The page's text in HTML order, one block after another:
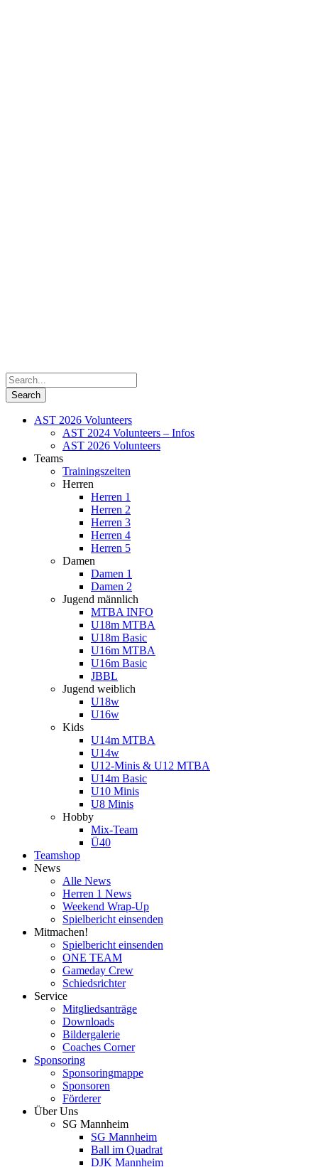
AST 2026 Volunteers
AST 2024 Volunteers – Infos
AST 2026 Volunteers
Teams
Trainingszeiten
Herren
Herren 1
Herren 2
Herren 3
Herren 4
Herren 5
Damen
Damen 1
Damen 2
Jugend männlich
MTBA INFO
U18m MTBA
U18m Basic
U16m MTBA
U16m Basic
JBBL
Jugend weiblich
U18w
U16w
Kids
U14m MTBA
U14w
U12-Minis & U12 MTBA
U14m Basic
U10 Minis
U8 Minis
Hobby
Mix-Team
Ü40
Teamshop
News
Alle News
Herren 1 News
Weekend Wrap-Up
Spielbericht einsenden
Mitmachen!
Spielbericht einsenden
ONE TEAM
Gameday Crew
Schiedsrichter
Service
Mitgliedsanträge
Downloads
Bildergalerie
Coaches Corner
Sponsoring
Sponsoringmappe
Sponsoren
Förderer
Über Uns
SG Mannheim
SG Mannheim
Ball im Quadrat
DJK Mannheim